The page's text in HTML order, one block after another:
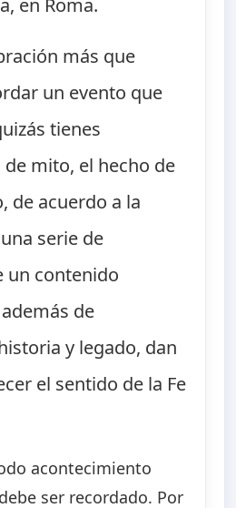
en Roma.
más que
un evento que
tienes
mito, el hecho de
de acuerdo a la
serie de
un contenido
de
y legado, dan
el sentido de la Fe
acontecimiento
ser recordado. Por